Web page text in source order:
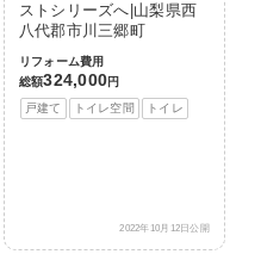
ストシリーズへ|山梨県西
八代郡市川三郷町
リフォーム費用
総額324,000円
戸建て
トイレ空間 トイレ
2022年10月12日公開